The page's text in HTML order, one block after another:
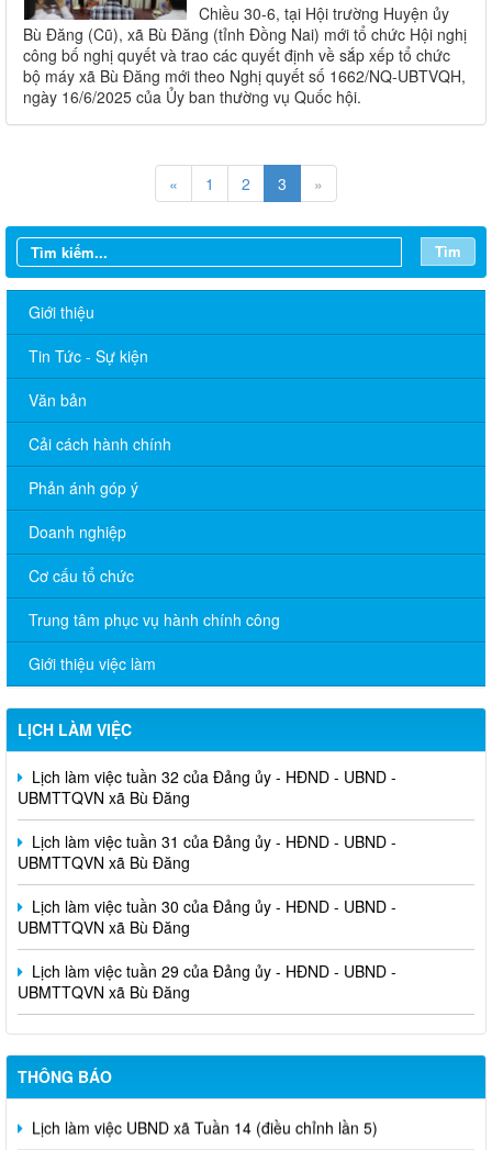
Chiều 30-6, tại Hội trường Huyện ủy
Bù Đăng (Cũ), xã Bù Đăng (tỉnh Đồng Nai) mới tổ chức Hội nghị
công bố nghị quyết và trao các quyết định về sắp xếp tổ chức
bộ máy xã Bù Đăng mới theo Nghị quyết số 1662/NQ-UBTVQH,
ngày 16/6/2025 của Ủy ban thường vụ Quốc hội.
« 1 2 3 »
Tìm
Giới thiệu
Tin Tức - Sự kiện
Văn bản
Cải cách hành chính
Phản ánh góp ý
Doanh nghiệp
Cơ cấu tổ chức
Trung tâm phục vụ hành chính công
Giới thiệu việc làm
LỊCH LÀM VIỆC
UBMTTQVN xã Bù Đăng
Lịch làm việc tuần 31 của Đảng ủy - HĐND - UBND -
UBMTTQVN xã Bù Đăng
Lịch làm việc tuần 30 của Đảng ủy - HĐND - UBND -
UBMTTQVN xã Bù Đăng
Lịch làm việc tuần 29 của Đảng ủy - HĐND - UBND -
UBMTTQVN xã Bù Đăng
THÔNG BÁO
Lịch làm việc UBND xã Tuần 14 (điều chỉnh lần 5)